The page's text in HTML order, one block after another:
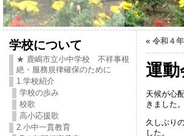
学校について
★ 鹿嶋市立小中学校 不祥事根
絶・服務規律確保のために
1.学校紹介
学校の歩み
校歌
高小応援歌
2.小中一貫教育
« 令和４
運動
天候が心
きました。
久しぶり
した。